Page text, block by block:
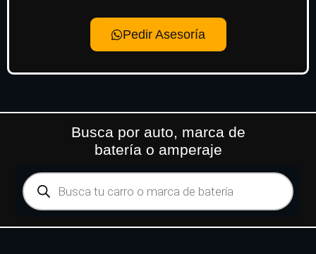
Pedir Asesoría
Busca por auto, marca de
batería o amperaje